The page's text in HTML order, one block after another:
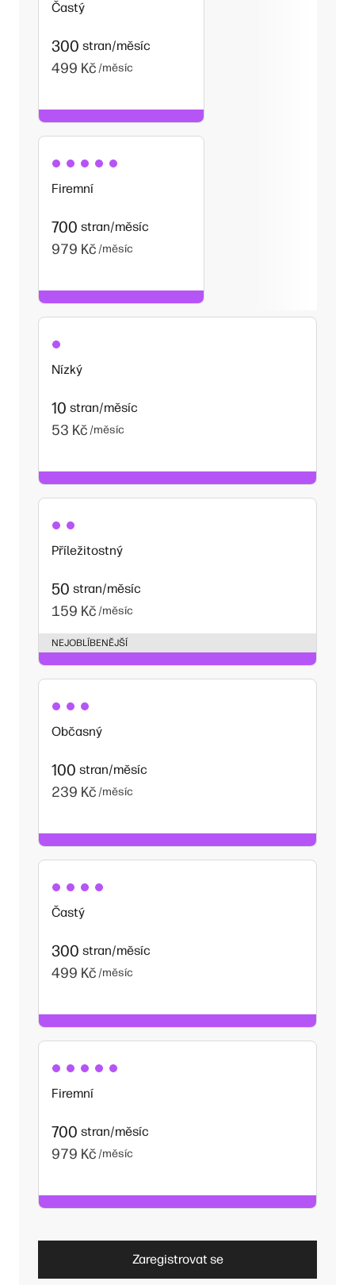
Častý
300 stran/měsíc
499 Kč /měsíc
Firemní
700 stran/měsíc
979 Kč /měsíc
Nízký
10 stran/měsíc
53 Kč /měsíc
Příležitostný
50 stran/měsíc
159 Kč /měsíc
NEJOBLÍBENĚJŠÍ
Občasný
100 stran/měsíc
239 Kč /měsíc
Častý
300 stran/měsíc
499 Kč /měsíc
Firemní
700 stran/měsíc
979 Kč /měsíc
Zaregistrovat se